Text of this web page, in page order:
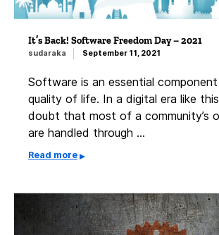
It’s Back! Software Freedom Day – 2021
sudaraka September 11, 2021
Software is an essential
quality of life. In a digital era like
doubt that most of a community’s
are handled through …
Read more